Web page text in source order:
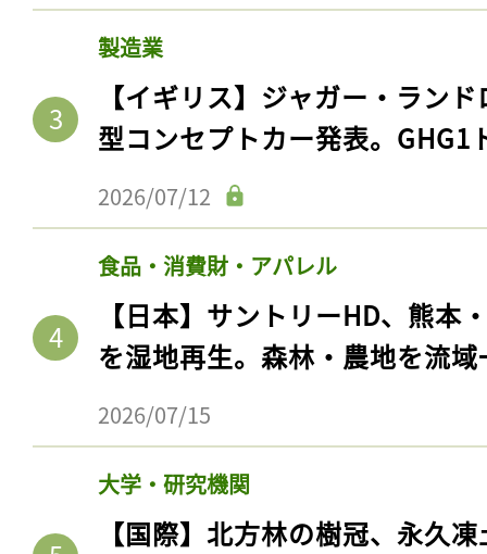
製造業
【イギリス】ジャガー・ラン
型コンセプトカー発表。GHG1
2026/07/12
食品・消費財・アパレル
【日本】サントリーHD、熊本
を湿地再生。森林・農地を流
2026/07/15
大学・研究機関
【国際】北方林の樹冠、永久
記事をお気に入りに
ログインが必
ログイン